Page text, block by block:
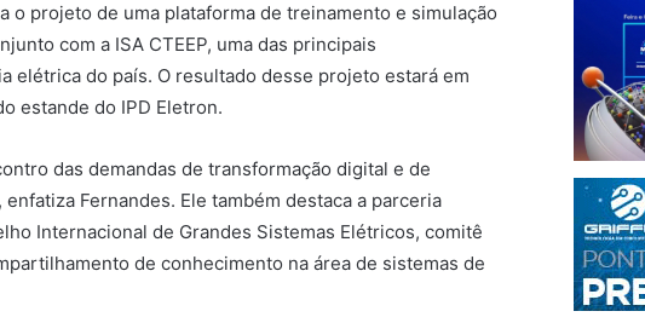
projeto de uma plataforma de treinamento e simulação
com a ISA CTEEP, uma das principais
elétrica do país. O resultado desse projeto estará em
estande do IPD Eletron.
das demandas de transformação digital e de
Fernandes. Ele também destaca a parceria
Internacional de Grandes Sistemas Elétricos, comitê
de conhecimento na área de sistemas de